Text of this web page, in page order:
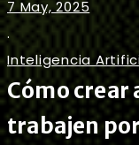
7 May, 2025
.
Inteligencia
Cómo crear
trabajen